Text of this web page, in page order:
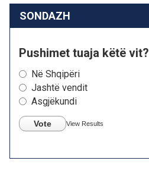
SONDAZH
Pushimet tuaja këtë vit?
Në Shqipëri
Jashtë vendit
Asgjëkundi
Vote View Results